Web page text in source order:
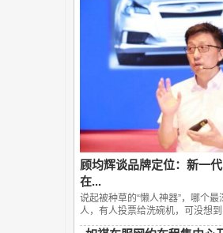
顾均辉谈品牌定位：新一
在...
说起被种草的“懒人神器”，哪个
人，有人投票给洗碗机，可没想